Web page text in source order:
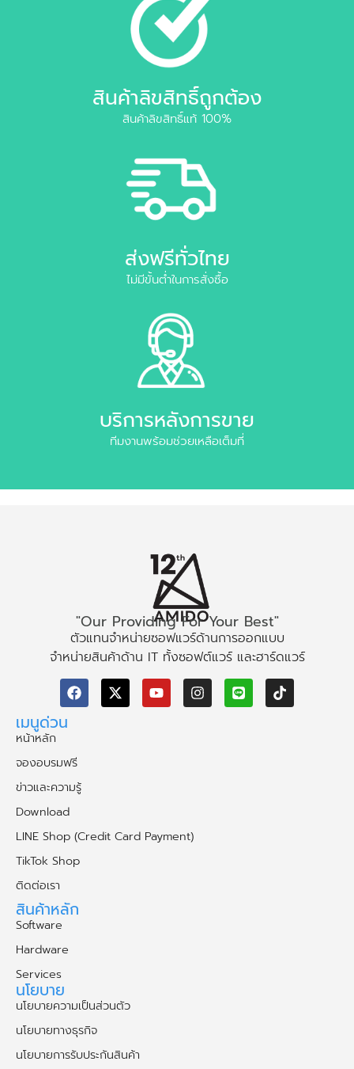
สินค้าลิขสิทธิ์ถูกต้อง
สินค้าลิขสิทธิ์แท้ 100%
ส่งฟรีทั่วไทย
ไม่มีขั้นต่ำในการสั่งซื้อ
บริการหลังการขาย
ทีมงานพร้อมช่วยเหลือเต็มที่
"Our Providing For Your Best"
ตัวแทนจำหน่ายซอฟแวร์ด้านการออกแบบ
จำหน่ายสินค้าด้าน IT ทั้งซอฟต์แวร์ และฮาร์ดแวร์
เมนูด่วน
หน้าหลัก
จองอบรมฟรี
ข่าวและความรู้
Download
LINE Shop (Credit Card Payment)
TikTok Shop
ติดต่อเรา
สินค้าหลัก
Software
Hardware
Services
นโยบาย
นโยบายความเป็นส่วนตัว
นโยบายทางธุรกิจ
นโยบายการรับประกันสินค้า